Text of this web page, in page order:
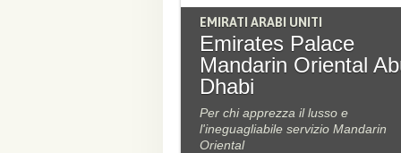
EMIRATI ARABI UNITI
Emirates Palace
Mandarin Oriental
Dhabi
Per chi apprezza il lusso e
l'ineguagliabile servizio Mandarin
Oriental